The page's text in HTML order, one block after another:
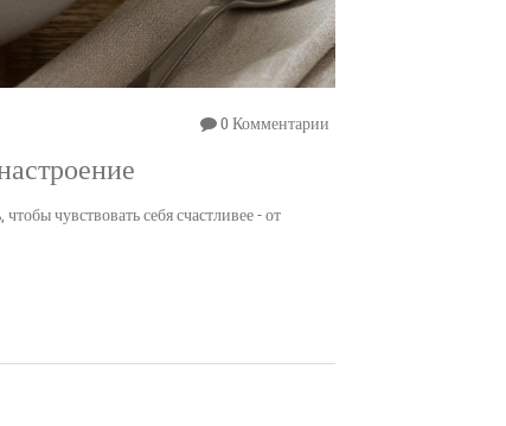
0 Комментарии
чувствовать себя счастливее - от